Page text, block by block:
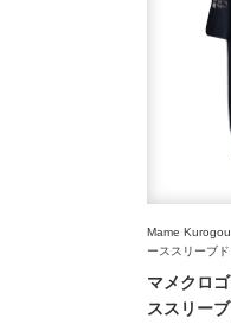
Mame
ーススリーブド
マメクロ
ススリー